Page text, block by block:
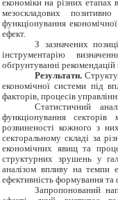
економіки на різних етапах
мезоскладових
функціонування
ефект.
З зазначених
інструментарію
обґрунтуванні
Результати.
економічної системи під
факторів, процесів
Статистичний
функціонування
розвиненості кожного з
секторальному складі за
економічних явищ та
структурних зрушень у
аналізом впливу на темпи
ефективність формування
Запропонований